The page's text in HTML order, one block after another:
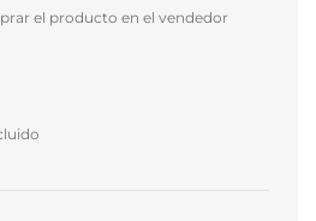
el producto en el vendedor